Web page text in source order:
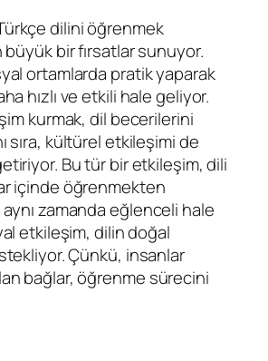
dilini öğrenmek
bir fırsatlar sunuyor.
ortamlarda pratik yaparak
hızlı ve etkili hale geliyor.
kurmak, dil becerilerini
sıra, kültürel etkileşimi de
Bu tür bir etkileşim, dili
içinde öğrenmekten
aynı zamanda eğlenceli hale
etkileşim, dilin doğal
Çünkü, insanlar
bağlar, öğrenme sürecini